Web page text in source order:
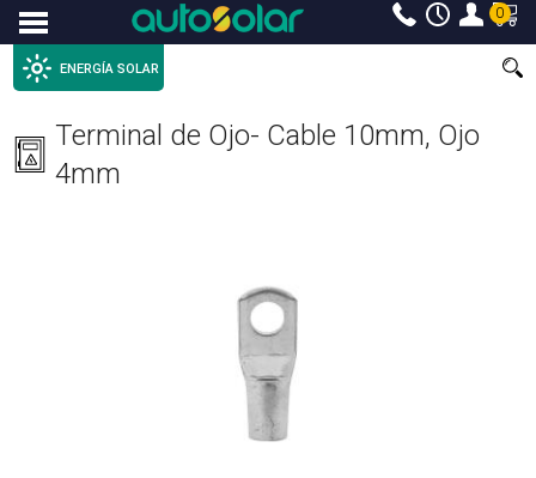
Menu 0
ENERGÍA SOLAR
Terminal de Ojo- Cable 10mm, Ojo
4mm